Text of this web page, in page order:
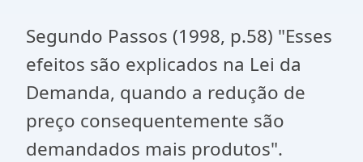
Segundo Passos (1998, p.58) "Esses
efeitos são explicados na Lei da
Demanda, quando a redução de
preço consequentemente são
demandados mais produtos".